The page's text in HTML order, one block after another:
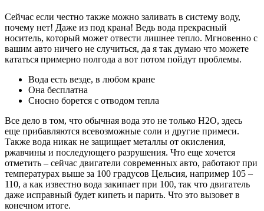
Сейчас если честно также можно заливать в систему воду,
почему нет! Даже из под крана! Ведь вода прекрасный
носитель, который может отвести лишнее тепло. Мгновенно с
вашим авто ничего не случиться, да я так думаю что можете
кататься примерно полгода а вот потом пойдут проблемы.
Вода есть везде, в любом кране
Она бесплатна
Сносно борется с отводом тепла
Все дело в том, что обычная вода это не только H2O, здесь
еще прибавляются всевозможные соли и другие примеси.
Также вода никак не защищает металлы от окисления,
ржавчины и последующего разрушения. Что еще хочется
отметить – сейчас двигатели современных авто, работают при
температурах выше за 100 градусов Цельсия, например 105 –
110, а как известно вода закипает при 100, так что двигатель
даже исправный будет кипеть и парить. Что это вызовет в
конечном итоге.